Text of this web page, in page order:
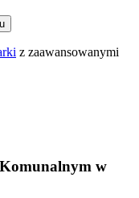
z zaawansowanymi
w